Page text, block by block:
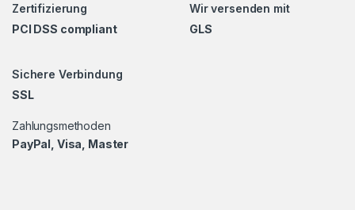
Zertifizierung
PCI DSS compliant
Wir versenden mit
GLS
Sichere Verbindung
SSL
Zahlungsmethoden
PayPal, Visa, Master